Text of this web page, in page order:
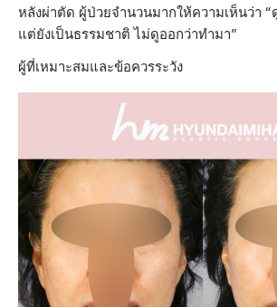
หลังผ่าตัด ผู้ป่วยจำนวนมากให้ความเห็นว่า “
แต่ยังเป็นธรรมชาติ ไม่ดูออกว่าทำมา”
ผู้ที่เหมาะสมและข้อควรระวัง